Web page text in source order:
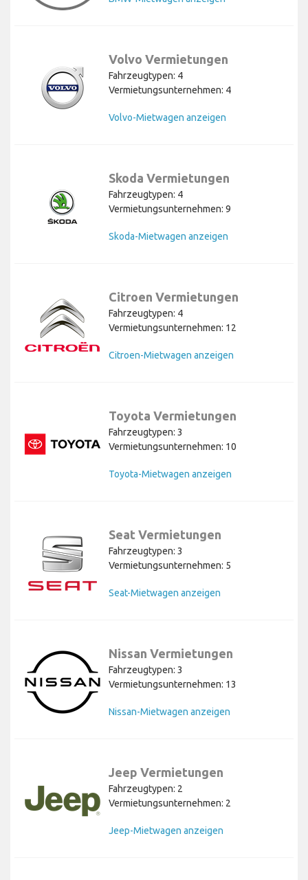
Volvo Vermietungen
Fahrzeugtypen: 4
Vermietungsunternehmen: 4
Volvo-Mietwagen anzeigen
Skoda Vermietungen
Fahrzeugtypen: 4
Vermietungsunternehmen: 9
Skoda-Mietwagen anzeigen
Citroen Vermietungen
Fahrzeugtypen: 4
Vermietungsunternehmen: 12
Citroen-Mietwagen anzeigen
Toyota Vermietungen
Fahrzeugtypen: 3
Vermietungsunternehmen: 10
Toyota-Mietwagen anzeigen
Seat Vermietungen
Fahrzeugtypen: 3
Vermietungsunternehmen: 5
Seat-Mietwagen anzeigen
Nissan Vermietungen
Fahrzeugtypen: 3
Vermietungsunternehmen: 13
Nissan-Mietwagen anzeigen
Jeep Vermietungen
Fahrzeugtypen: 2
Vermietungsunternehmen: 2
Jeep-Mietwagen anzeigen